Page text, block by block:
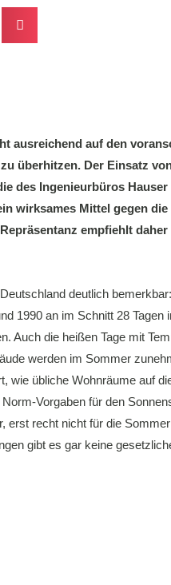
ausreichend auf den
überhitzen. Der Einsatz
des Ingenieurbüros
wirksames Mittel gegen
empfiehlt
deutlich
1990 an im Schnitt 28
Auch die heißen Tage mit
werden im Sommer
wie übliche Wohnräume auf
Vorgaben für den
erst recht nicht für die
gibt es gar keine